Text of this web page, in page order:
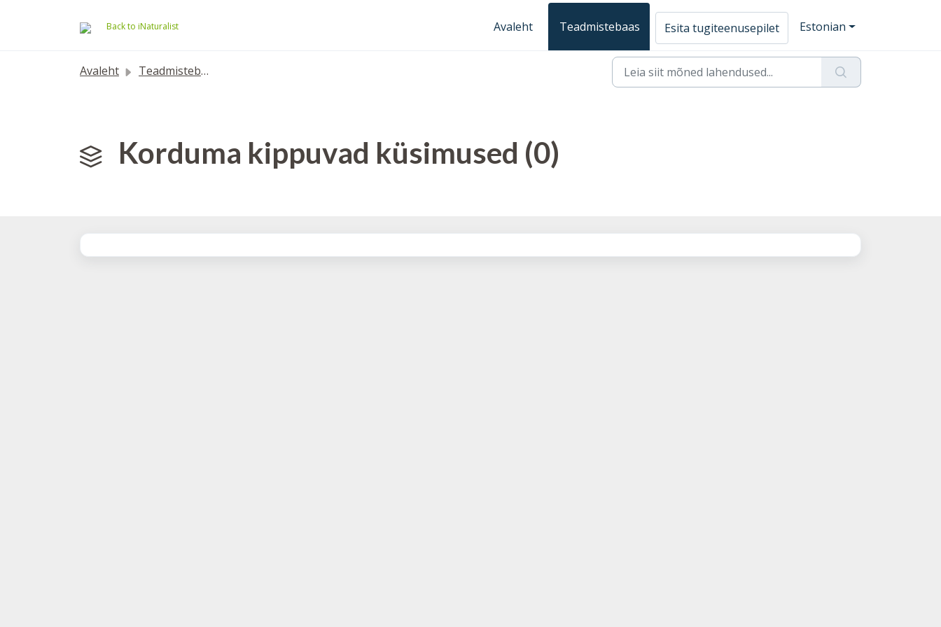
Back to iNaturalist Avaleht Teadmistebaas Esita tugiteenusepilet Estonian
Avaleht Teadmistebaas
Korduma kippuvad küsimused (0)